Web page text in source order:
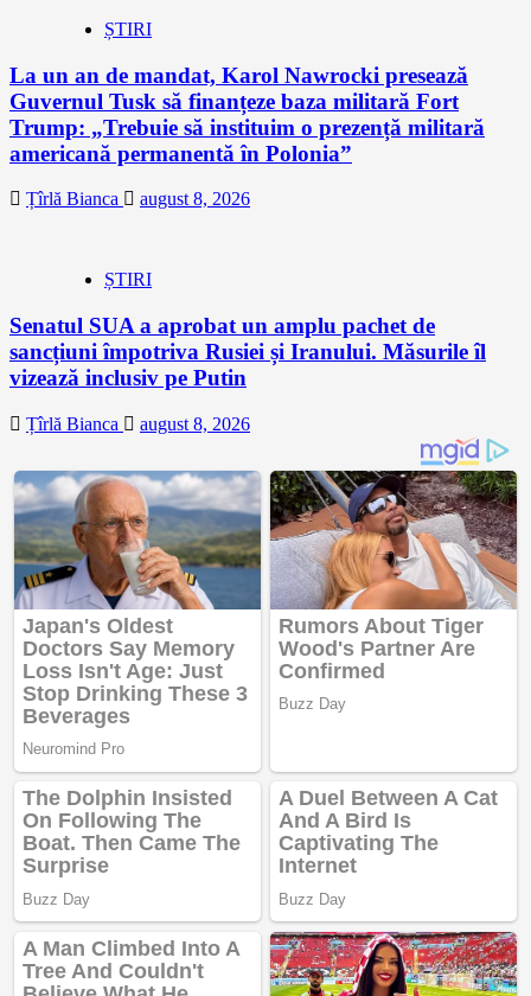
ȘTIRI
La un an de mandat, Karol Nawrocki presează
Guvernul Tusk să finanțeze baza militară Fort
Trump: „Trebuie să instituim o prezență militară
americană permanentă în Polonia”
Țîrlă Bianca august 8, 2026
ȘTIRI
Senatul SUA a aprobat un amplu pachet de
sancțiuni împotriva Rusiei și Iranului. Măsurile îl
vizează inclusiv pe Putin
Țîrlă Bianca august 8, 2026